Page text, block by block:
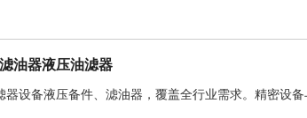
油器液压油滤器
设备液压备件、滤油器，覆盖全行业需求。精密设